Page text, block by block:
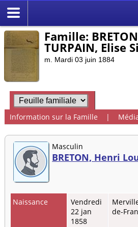
Famille:
TURPAIN, Elise
m. Mardi 03 juin 1884
Information sur la Famille |
Masculin
BRETON, Henri
Naissance
Vendredi
22 jan
1858
de-